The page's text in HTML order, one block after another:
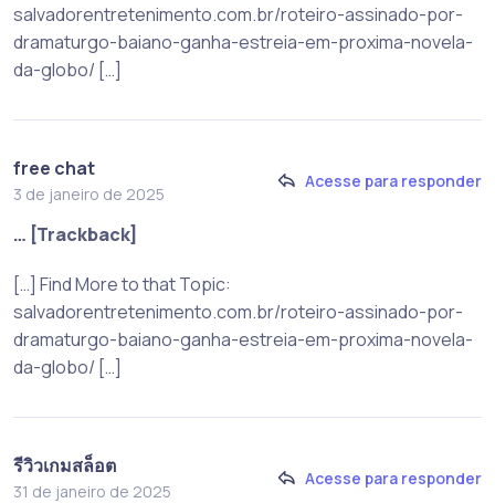
salvadorentretenimento.com.br/roteiro-assinado-por-
dramaturgo-baiano-ganha-estreia-em-proxima-novela-
da-globo/ […]
free chat
3 de janeiro de 2025
Acesse para responder
… [Trackback]
[…] Find More to that Topic:
salvadorentretenimento.com.br/roteiro-assinado-por-
dramaturgo-baiano-ganha-estreia-em-proxima-novela-
da-globo/ […]
รีวิวเกมสล็อต
31 de janeiro de 2025
Acesse para responder